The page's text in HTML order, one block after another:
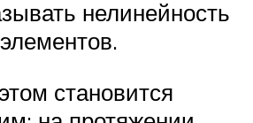
нелинейность
становится